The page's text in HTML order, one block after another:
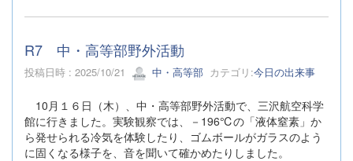
R7 中・高等部野外活動
投稿日時 : 2025/10/21 中・高等部 カテゴリ:今日の出来事
10月１６日（木）、中・高等部野外活動で、三沢航空科学
館に行きました。実験観察では、－196℃の「液体窒素」か
ら発せられる冷気を体験したり、ゴムボールがガラスのよう
に固くなる様子を、音を聞いて確かめたりしました。